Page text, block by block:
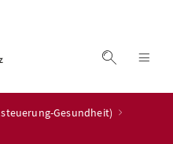
Suche
Gesundheit)